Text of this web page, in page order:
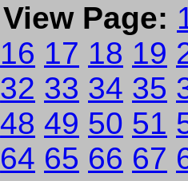
View Page:
16 17 18 19
32 33 34 35
48 49 50 51
64 65 66 67